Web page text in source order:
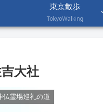
東京散歩
TokyoWalking
大社
仏霊場巡礼の道